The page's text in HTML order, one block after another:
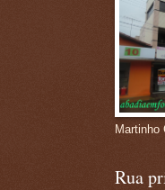
Martinho
Rua